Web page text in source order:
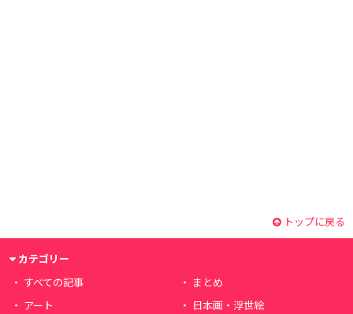
トップに戻る
カテゴリー
すべての記事
まとめ
アート
日本画・浮世絵